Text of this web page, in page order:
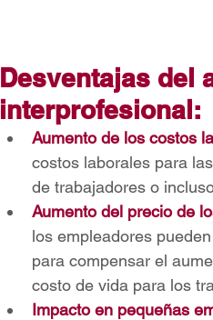
Desventajas del
interprofesional:
Aumento de los costos
costos laborales para
de trabajadores o
Aumento del precio de
los empleadores
para compensar el
costo de vida para los
Impacto en pequeñas